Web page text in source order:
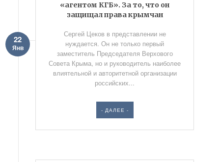
«агентом КГБ». За то, что он
защищал права крымчан
22
Янв
Сергей Цеков в представлении не
нуждается. Он не только первый
заместитель Председателя Верхового
Совета Крыма, но и руководитель наиболее
влиятельной и авторитетной организации
российских...
- ДАЛЕЕ -